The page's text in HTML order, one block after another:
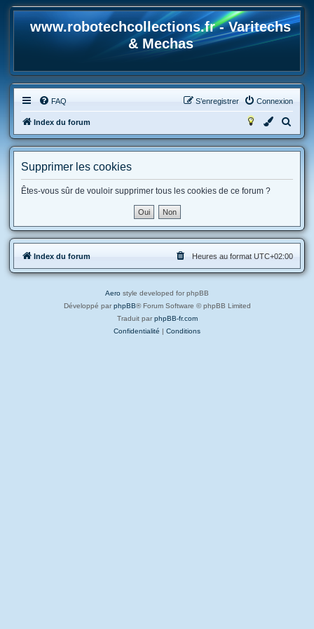
www.robotechcollections.fr - Varitechs
& Mechas
FAQ Connexion
S’enregistrer
Index du forum
e
h
e
r
Supprimer les cookies
Êtes-vous sûr de vouloir supprimer tous les cookies de ce forum ?
Index du forum Heures au format UTC+02:00
Aero style developed for phpBB
Développé par phpBB® Forum Software © phpBB Limited
Traduit par phpBB-fr.com
Confidentialité | Conditions